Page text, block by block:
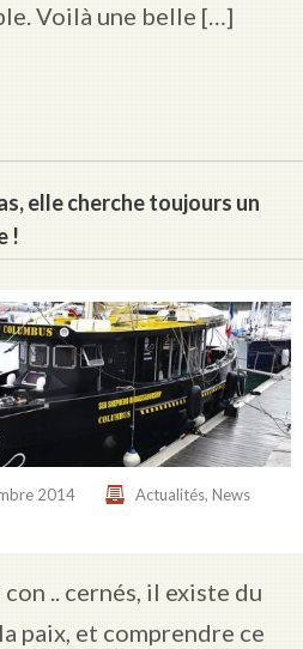
Voilà une belle […]
elle cherche toujours un
!
2014 Actualités, News
.. cernés, il existe du
paix, et comprendre ce